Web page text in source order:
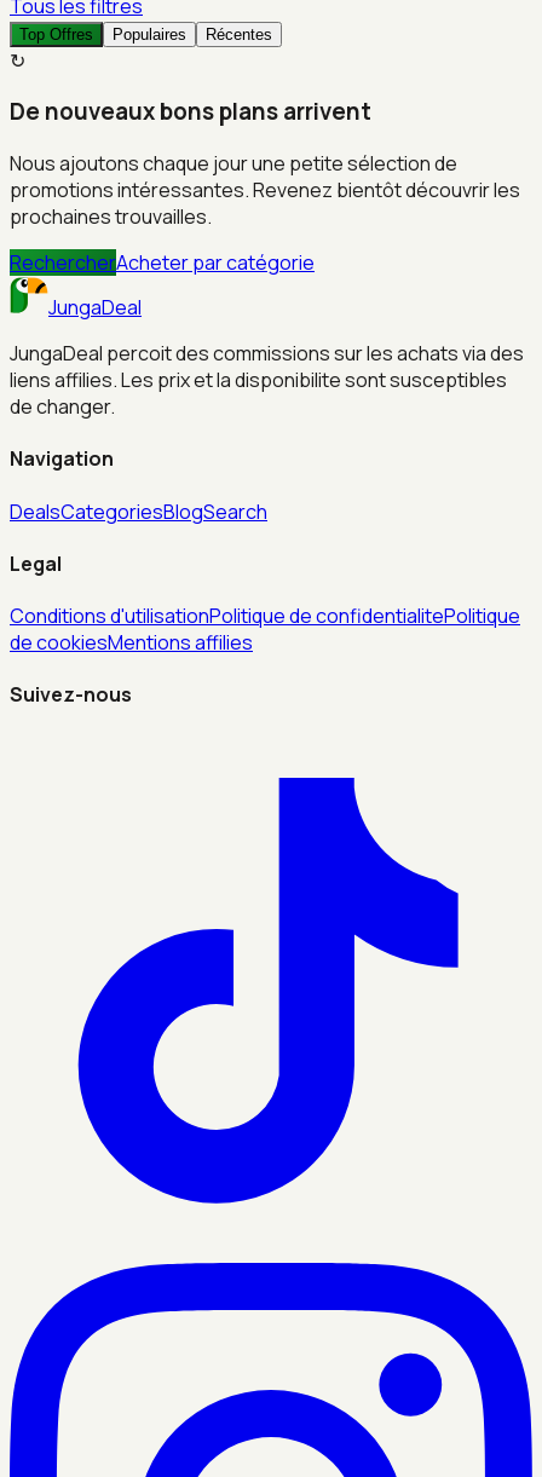
Tous les filtres
Top Offres Populaires Récentes
↻
De nouveaux bons plans arrivent
Nous ajoutons chaque jour une petite sélection de
promotions intéressantes. Revenez bientôt découvrir les
prochaines trouvailles.
RechercherAcheter par catégorie
JungaDeal
JungaDeal percoit des commissions sur les achats via des
liens affilies. Les prix et la disponibilite sont susceptibles
de changer.
Navigation
DealsCategoriesBlogSearch
Legal
Conditions d'utilisationPolitique de confidentialitePolitique
de cookiesMentions affilies
Suivez-nous